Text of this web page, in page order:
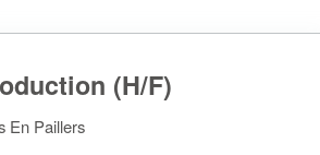
(H/F)
En Paillers